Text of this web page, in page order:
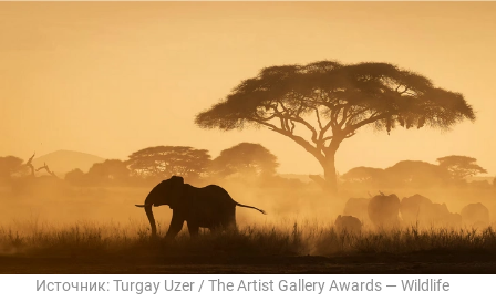
Источник:Turgay Uzer / The Artist Gallery Awards — Wildlife